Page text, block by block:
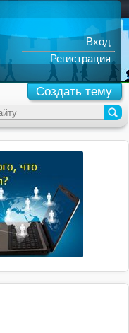
Вход
Регистрация
Создать тему